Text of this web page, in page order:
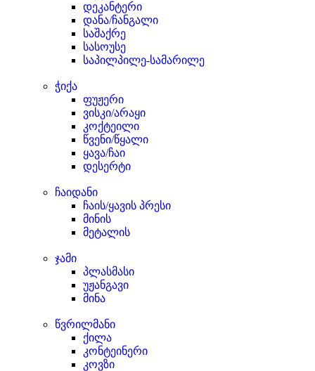
დეკანტერი
დანა/ჩანგალი
საშაქრე
სასოუსე
საპილპილე-სამარილე
ჭიქა
ფუჟერი
ვისკი/არაყი
კოქტეილი
წვენი/წყალი
ყავა/ჩაი
დესერტი
ჩაიდანი
ჩაის/ყავის პრესი
მინის
მეტალის
ჯამი
პლასმასი
უჟანგავი
მინა
წვრილმანი
ქილა
კონტეინერი
კოვზი